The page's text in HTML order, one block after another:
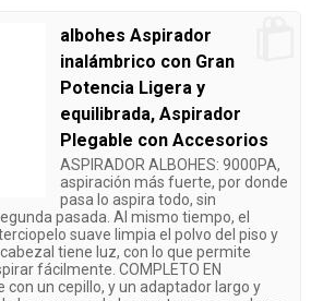
albohes Aspirador
inalámbrico con Gran
Potencia Ligera y
equilibrada, Aspirador
Plegable con Accesorios
ASPIRADOR ALBOHES: 9000PA,
aspiración más fuerte, por donde
pasa lo aspira todo, sin
pasada. Al mismo tiempo, el
suave limpia el polvo del piso y
tiene luz, con lo que permite
fácilmente. COMPLETO EN
con un cepillo, y un adaptador largo y